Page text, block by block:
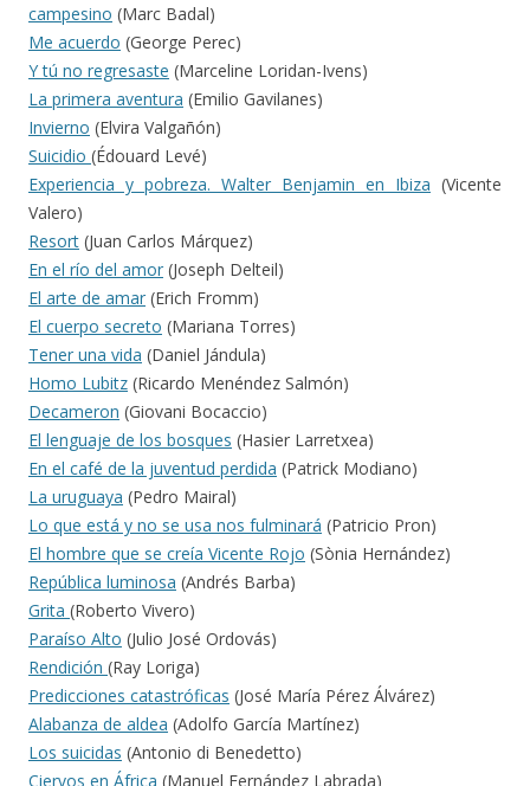
campesino (Marc Badal)
Me acuerdo (George Perec)
Y tú no regresaste (Marceline Loridan-Ivens)
La primera aventura (Emilio Gavilanes)
Invierno (Elvira Valgañón)
Suicidio (Édouard Levé)
Experiencia y pobreza. Walter Benjamin en Ibiza (Vicente
Valero)
Resort (Juan Carlos Márquez)
En el río del amor (Joseph Delteil)
El arte de amar (Erich Fromm)
El cuerpo secreto (Mariana Torres)
Tener una vida (Daniel Jándula)
Homo Lubitz (Ricardo Menéndez Salmón)
Decameron (Giovani Bocaccio)
El lenguaje de los bosques (Hasier Larretxea)
En el café de la juventud perdida (Patrick Modiano)
La uruguaya (Pedro Mairal)
Lo que está y no se usa nos fulminará (Patricio Pron)
El hombre que se creía Vicente Rojo (Sònia Hernández)
República luminosa (Andrés Barba)
Grita (Roberto Vivero)
Paraíso Alto (Julio José Ordovás)
Rendición (Ray Loriga)
Predicciones catastróficas (José María Pérez Álvárez)
Alabanza de aldea (Adolfo García Martínez)
Los suicidas (Antonio di Benedetto)
Ciervos en África (Manuel Fernández Labrada)